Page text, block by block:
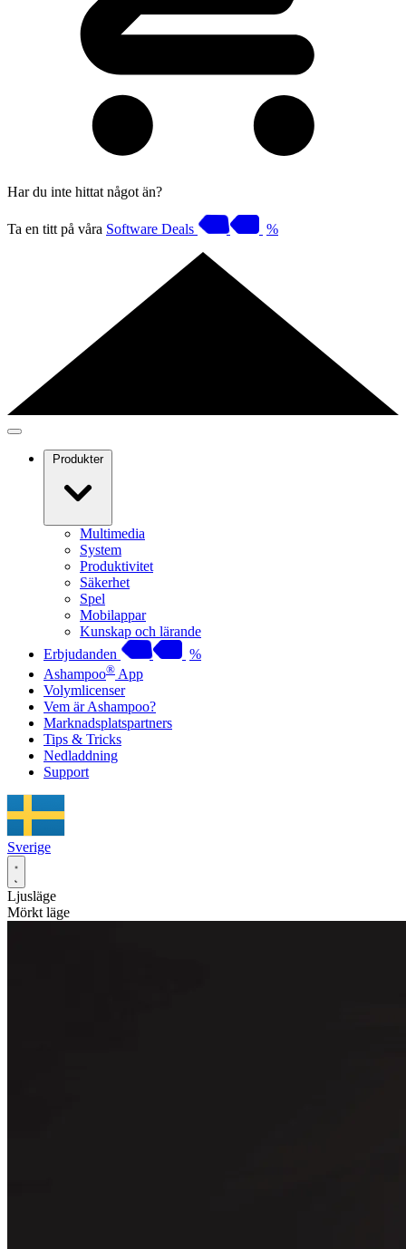
Har du inte hittat något än?
Ta en titt på våra Software Deals %
Produkter
Multimedia
System
Produktivitet
Säkerhet
Spel
Mobilappar
Kunskap och lärande
Erbjudanden
%
Ashampoo® App
Volymlicenser
Vem är Ashampoo?
Marknadsplatspartners
Tips & Tricks
Nedladdning
Support
Sverige
Ljusläge
Mörkt läge